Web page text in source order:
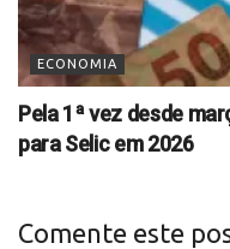
ECONOMIA
Pela 1ª vez desde
para Selic em 2026
Comente este